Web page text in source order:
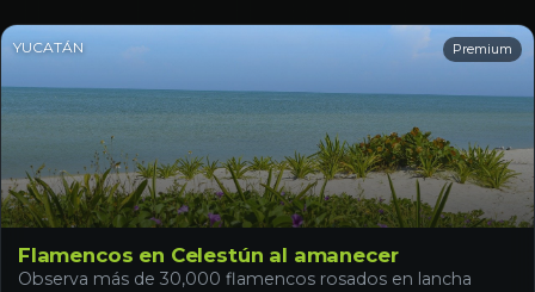
YUCATÁN Premium
Flamencos en Celestún al amanecer
Observa más de 30,000 flamencos rosados en lancha